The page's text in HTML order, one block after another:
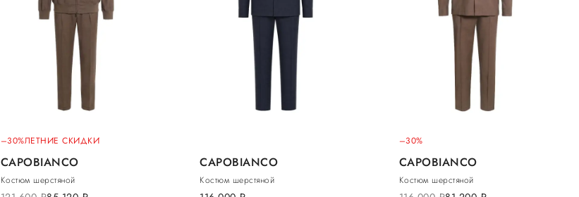
–30%ЛЕТНИЕ СКИДКИ
CAPOBIANCO
Костюм шерстяной
CAPOBIANCO
Костюм шерстяной
–30%
CAPOBIANCO
Костюм шерстяной